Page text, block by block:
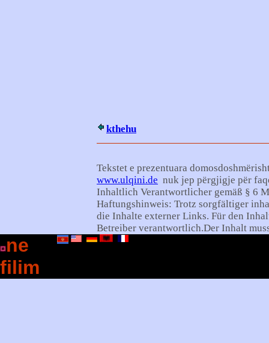
kthehu
Tekstet e prezentuara
www.ulqini.de nuk jep përgjigje për
Inhaltlich Verantwortlicher gemäß § 6
Haftungshinweis: Trotz sorgfältiger
die Inhalte externer Links. Für den
Betreiber verantwortlich.Der Inhalt
ne
filim